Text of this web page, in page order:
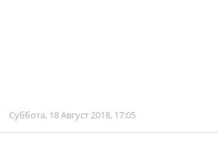
Суббота, 18 Август 2018, 17:05